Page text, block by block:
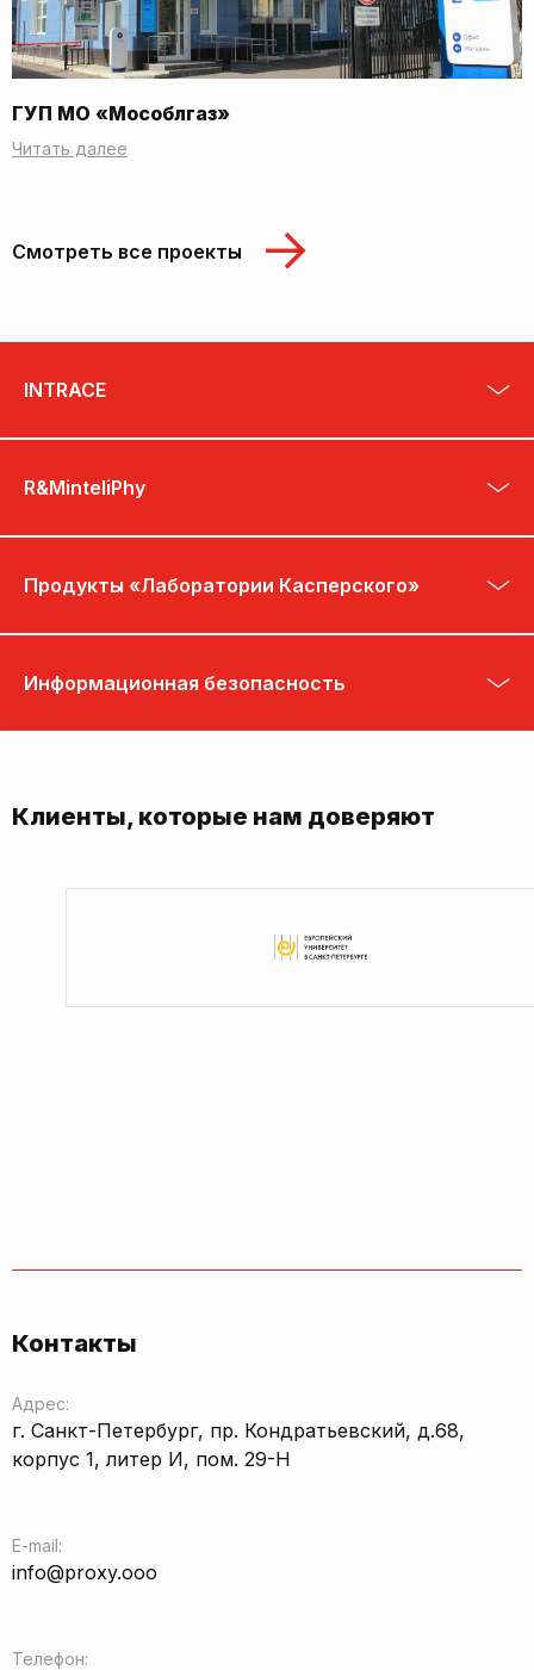
ГУП МО «Мособлгаз»
Читать далее
Смотреть все проекты
INTRACE
R&MinteliPhy
Продукты «Лаборатории Касперского»
Информационная безопасность
Клиенты, которые нам доверяют
Контакты
Адрес:
г. Санкт-Петербург, пр. Кондратьевский, д.68,
корпус 1, литер И, пом. 29-Н
E-mail:
info@proxy.ooo
Телефон: